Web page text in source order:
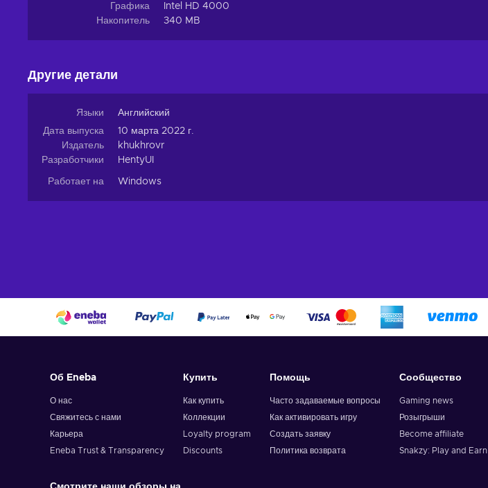
Графика
Intel HD 4000
Накопитель
340 MB
Другие детали
Языки
Английский
Дата выпуска
10 марта 2022 г.
Издатель
khukhrovr
Разработчики
HentyUI
Работает на Windows
Об Eneba
О нас
Свяжитесь с нами
Карьера
Eneba Trust & Transparency
Купить
Как купить
Коллекции
Loyalty program
Discounts
Помощь
Часто задаваемые вопросы
Как активировать игру
Создать заявку
Политика возврата
Сообщество
Gaming news
Розыгрыши
Become affiliate
Snakzy: Play and Earn